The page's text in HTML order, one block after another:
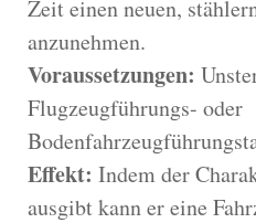
Zeit einen neuen,
anzunehmen.
Voraussetzungen:
Flugzeugführungs- oder
Effekt: Indem der
ausgibt kann er eine